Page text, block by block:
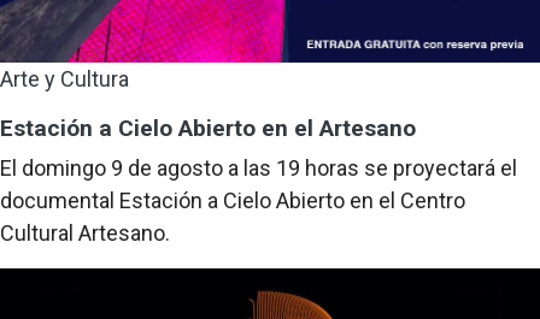
Arte y Cultura
Estación a Cielo Abierto en el Artesano
El domingo 9 de agosto a las 19 horas se proyectará el
documental Estación a Cielo Abierto en el Centro
Cultural Artesano.